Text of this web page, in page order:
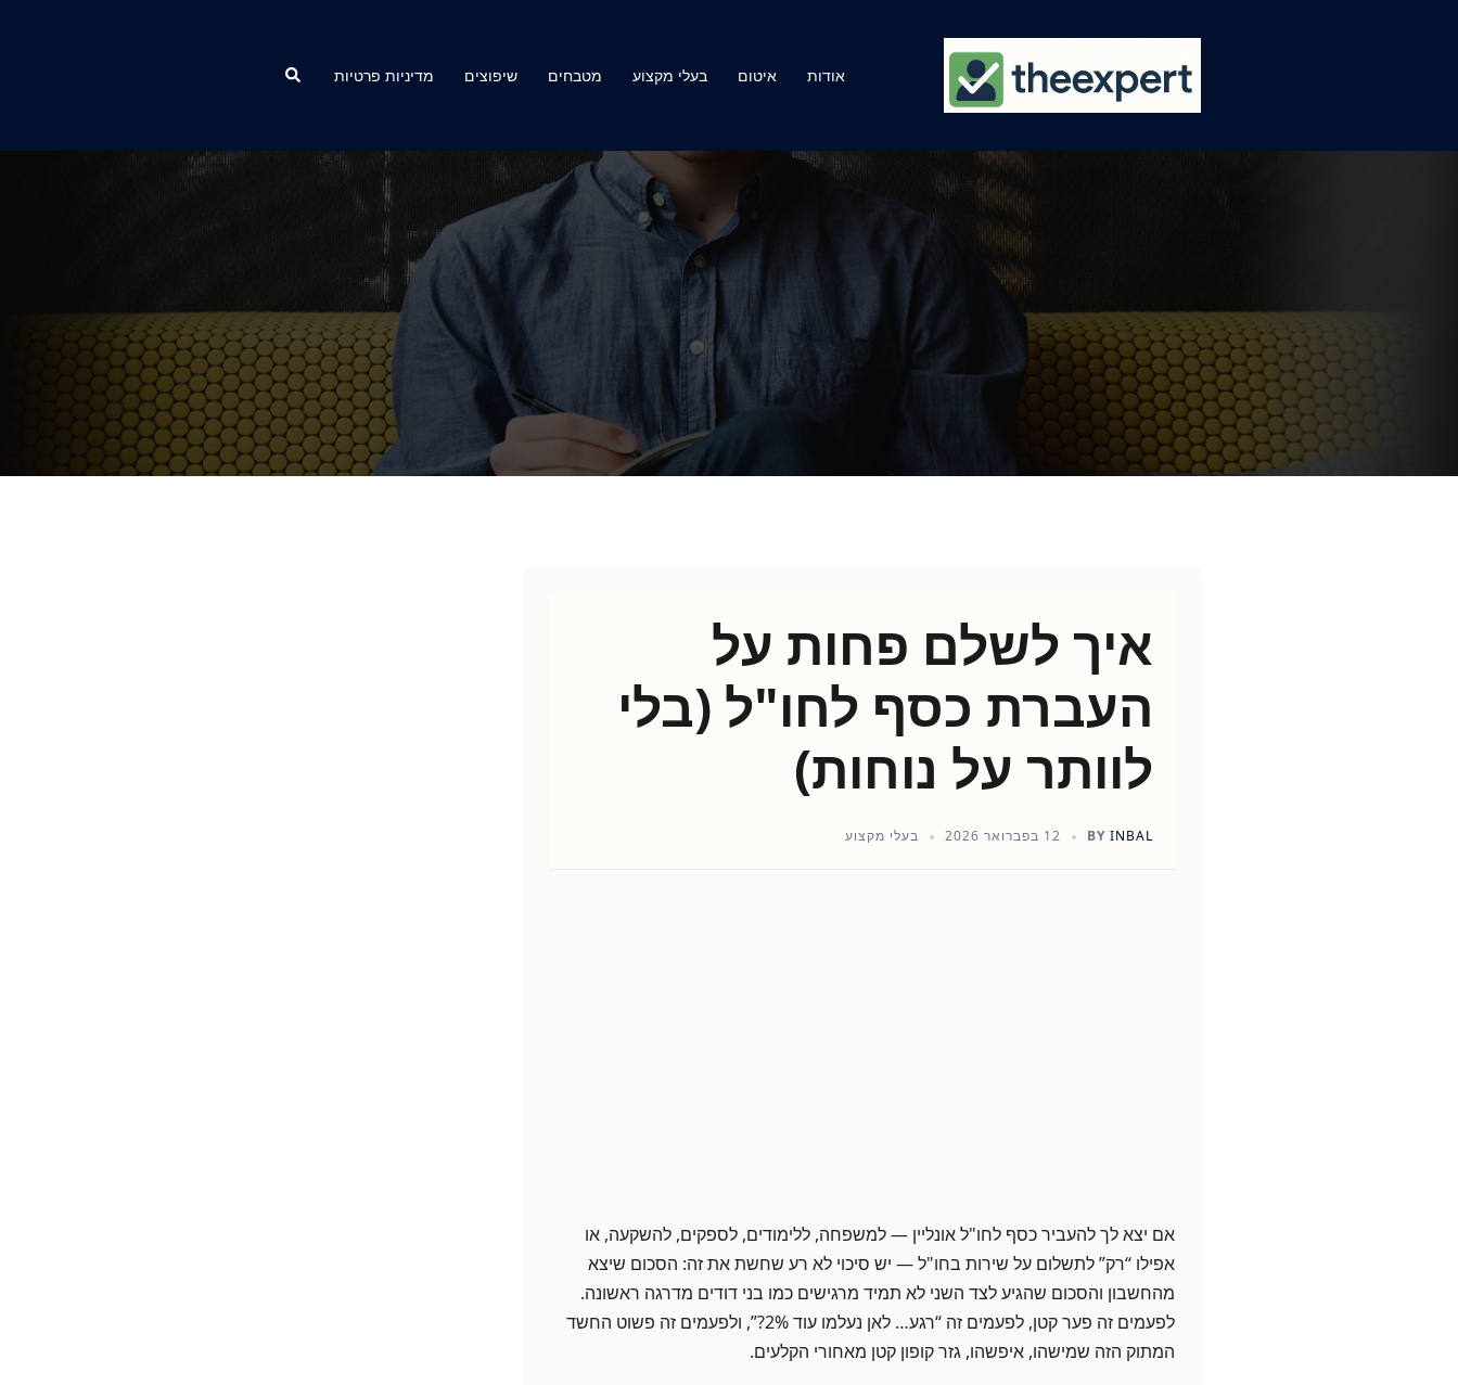
אודות איטום בעלי מקצוע מטבחים שיפוצים מדיניות פרטיות Search
איך לשלם פחות על
העברת כסף לחו"ל (בלי
לוותר על נוחות)
BY INBAL 12 בפברואר 2026 בעלי מקצוע
אם יצא לך להעביר כסף לחו"ל אונליין — למשפחה, ללימודים, לספקים, להשקעה, או
אפילו “רק” לתשלום על שירות בחו"ל — יש סיכוי לא רע שחשת את זה: הסכום שיצא
מהחשבון והסכום שהגיע לצד השני לא תמיד מרגישים כמו בני דודים מדרגה ראשונה.
לפעמים זה פער קטן, לפעמים זה “רגע… לאן נעלמו עוד 2%?”, ולפעמים זה פשוט החשד
המתוק הזה שמישהו, איפשהו, גזר קופון קטן מאחורי הקלעים.